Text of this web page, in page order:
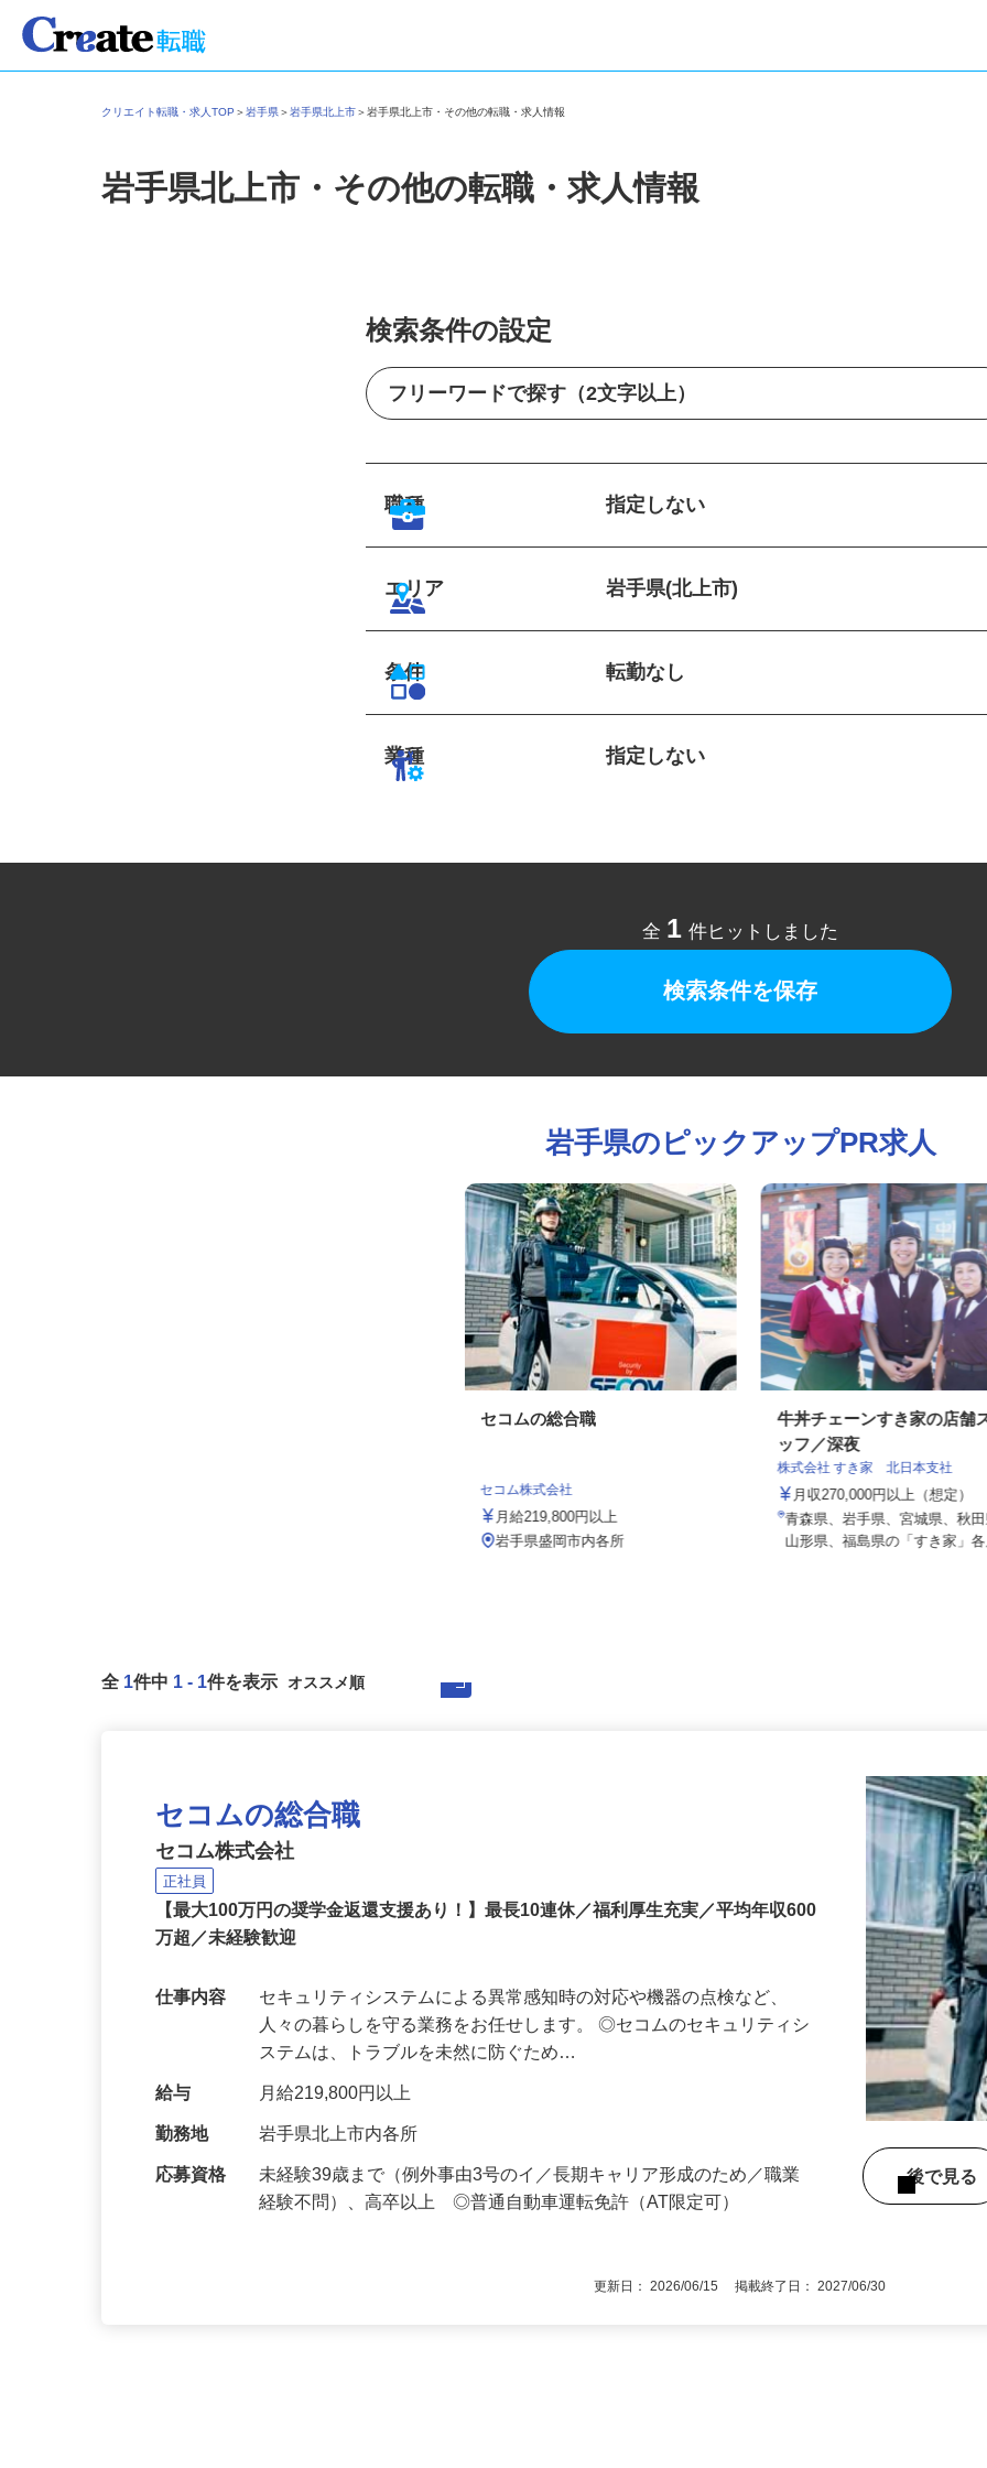
クリエイト転職・求人TOP＞岩手県＞岩手県北上市＞岩手県北上市・その他の転職・求人情報
岩手県北上市・その他の転職・求人情報
検索条件の設定
職種 指定しない
エリア 岩手県(北上市)
条件 転勤なし
業種 指定しない
全1件ヒットしました
検索条件を保存
岩手県のピックアップPR求人
セコム株式会社
月給219,800円以上
牛丼チェーンすき家の店
ッフ／深夜
株式会社 すき家 北日本支社
月収270,000円以上（想定）
青森県、岩手県、宮城県、
セコムの総合職
セコム株式会社
正社員
【最大100万円の奨学金返還支援あり！】最長10連休／福利厚生充実／平均年収600
セキュリティシステムによる異常感知時の対応や機器の点検など、
人々の暮らしを守る業務をお任せします。 ◎セコムのセキュリティシ
ステムは、トラブルを未然に防ぐため…
給与 月給219,800円以上
勤務地 岩手県北上市内各所
未経験39歳まで（例外事由3号のイ／長期キャリア形成のため／職業